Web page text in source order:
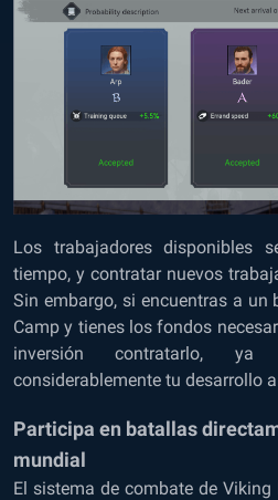
Los trabajadores disponibles
tiempo, y contratar nuevos
Sin embargo, si encuentras a un
Camp y tienes los fondos
inversión contratarlo,
considerablemente tu desarrollo
Participa en batallas
mundial
El sistema de combate de